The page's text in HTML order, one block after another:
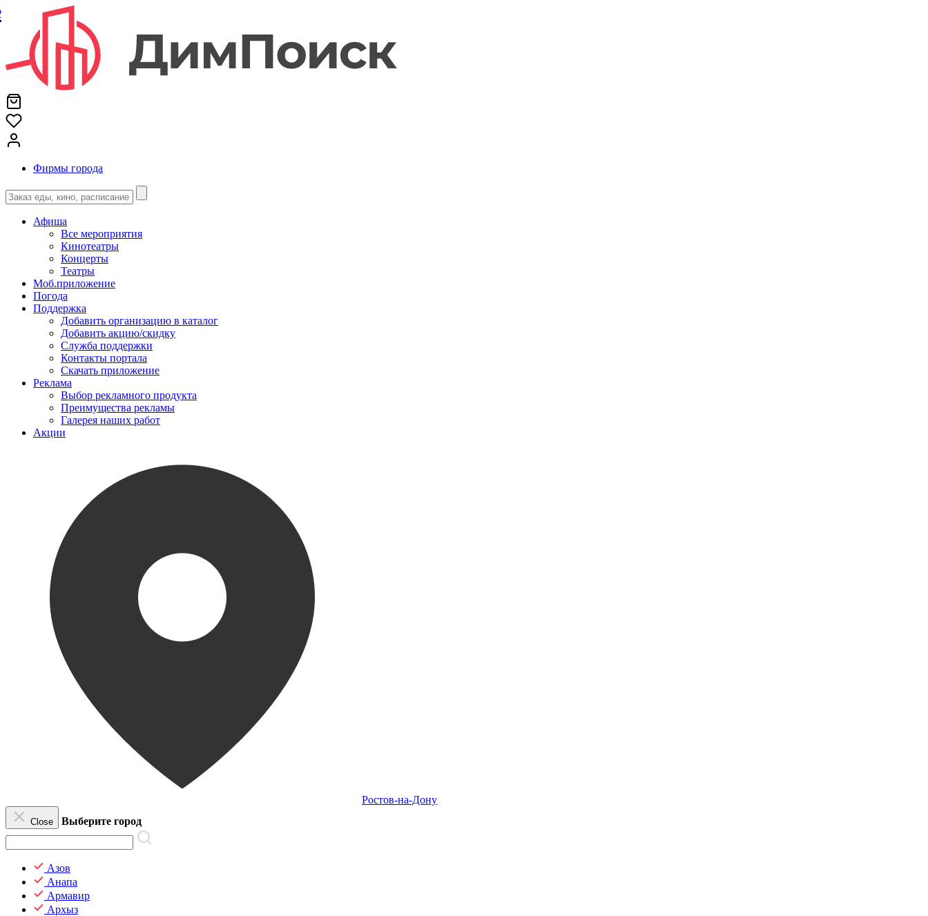
Фирмы города
Афиша
Все мероприятия
Кинотеатры
Концерты
Театры
Моб.приложение
Погода
Поддержка
Добавить организацию в каталог
Добавить акцию/скидку
Служба поддержки
Контакты портала
Скачать приложение
Реклама
Выбор рекламного продукта
Преимущества рекламы
Галерея наших работ
Акции
Ростов-на-Дону
Close Выберите город
Азов
Анапа
Армавир
Архыз